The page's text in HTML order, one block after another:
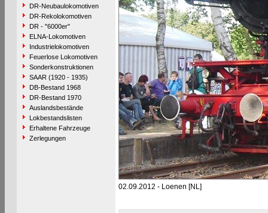
DR-Neubaulokomotiven
DR-Rekolokomotiven
DR - "6000er"
ELNA-Lokomotiven
Industrielokomotiven
Feuerlose Lokomotiven
Sonderkonstruktionen
SAAR (1920 - 1935)
DB-Bestand 1968
DR-Bestand 1970
Auslandsbestände
Lokbestandslisten
Erhaltene Fahrzeuge
Zerlegungen
02.09.2012 - Loenen [NL]